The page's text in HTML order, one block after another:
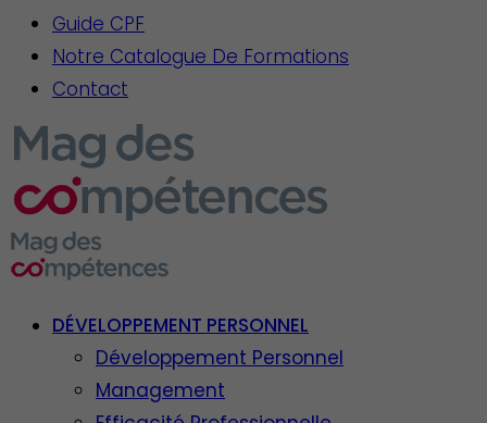
Guide CPF
Notre Catalogue De Formations
Contact
DÉVELOPPEMENT PERSONNEL
Développement Personnel
Management